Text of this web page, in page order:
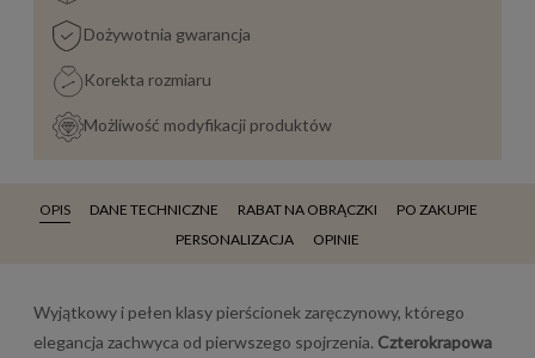
Dożywotnia gwarancja
Korekta rozmiaru
Możliwość modyfikacji produktów
OPIS DANE TECHNICZNE RABAT NA OBRĄCZKI
PO ZAKUPIE
PERSONALIZACJA
OPINIE
Wyjątkowy i pełen klasy pierścionek zaręczynowy, którego
elegancja zachwyca od pierwszego spojrzenia. Czterokrapowa